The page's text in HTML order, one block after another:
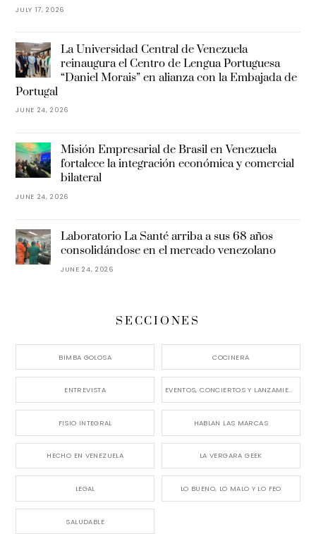
JULY 17, 2026
La Universidad Central de Venezuela
reinaugura el Centro de Lengua Portuguesa
“Daniel Morais” en alianza con la Embajada de
Portugal
JUNE 24, 2026
Misión Empresarial de Brasil en Venezuela
fortalece la integración económica y comercial
bilateral
JUNE 24, 2026
Laboratorio La Santé arriba a sus 68 años
consolidándose en el mercado venezolano
JUNE 24, 2026
SECCIONES
BIMBA GOLOSA COCINERA
ENTREVISTA EVENTOS, CONCIERTOS Y LANZAMIENTOS
FISIO INTEGRAL HABLAN LAS MARCAS
HECHO EN VENEZUELA LA VERGARA GEEK
LEGAL LO BUENO, LO MALO Y LO FEO
SALUDABLE